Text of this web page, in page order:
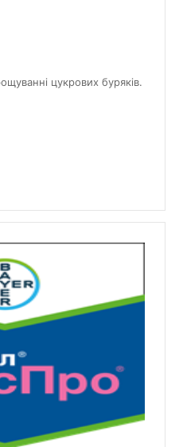
цукрових буряків.